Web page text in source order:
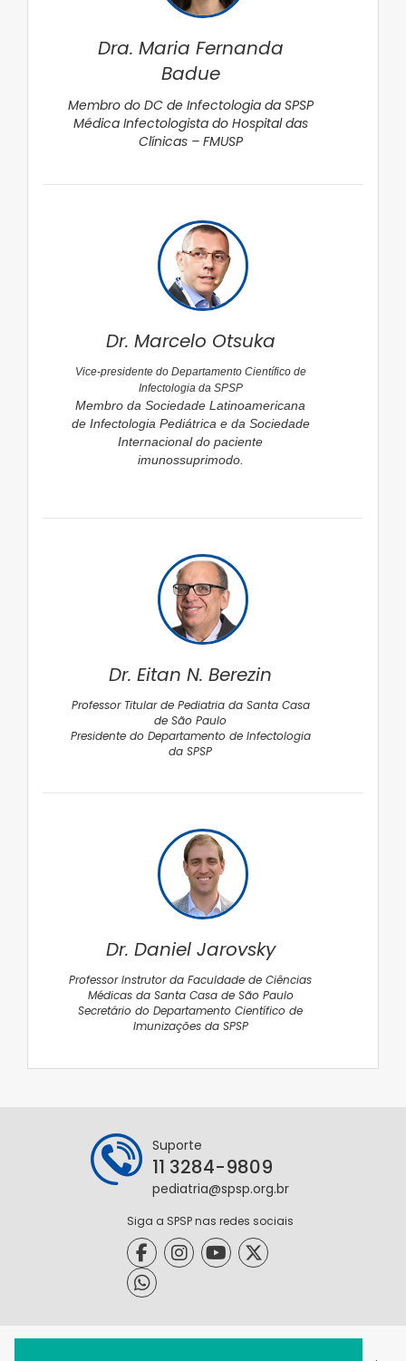
Dra. Maria Fernanda
Badue
Membro do DC de Infectologia da SPSP
Médica Infectologista do Hospital das
Clínicas – FMUSP
Dr. Marcelo Otsuka
Vice-presidente do Departamento Científico de
Infectologia da SPSP
Membro da Sociedade Latinoamericana
de Infectologia Pediátrica e da Sociedade
Internacional do paciente
imunossuprimodo.
Dr. Eitan N. Berezin
Professor Titular de Pediatria da Santa Casa
de São Paulo
Presidente do Departamento de Infectologia
da SPSP
Dr. Daniel Jarovsky
Professor Instrutor da Faculdade de Ciências
Médicas da Santa Casa de São Paulo
Secretário do Departamento Científico de
Imunizações da SPSP
Suporte
11 3284-9809
pediatria@spsp.org.br
Siga a SPSP nas redes sociais